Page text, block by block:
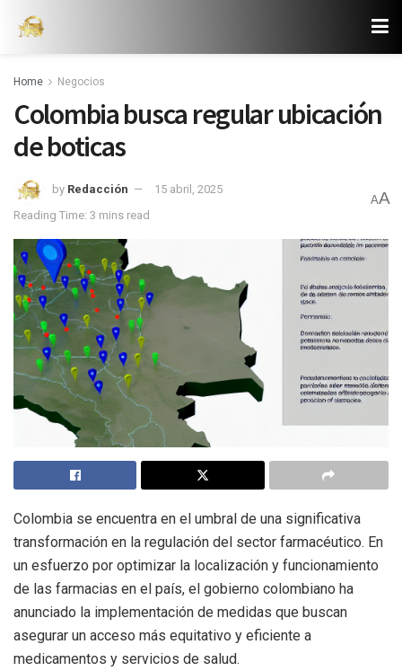
Home Negocios
Colombia busca regular ubicación
de boticas
by Redacción
15 abril, 2025
Reading Time: 3 mins read
AA
Colombia se encuentra en el umbral de una significativa
transformación en la regulación del sector farmacéutico. En
un esfuerzo por optimizar la localización y funcionamiento
de las farmacias en el país, el gobierno colombiano ha
anunciado la implementación de medidas que buscan
asegurar un acceso más equitativo y eficiente a
medicamentos y servicios de salud.